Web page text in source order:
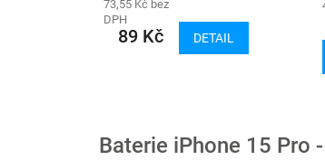
73,55 Kč bez
DPH
89 Kč DETAIL
Baterie iPhone 15 Pro